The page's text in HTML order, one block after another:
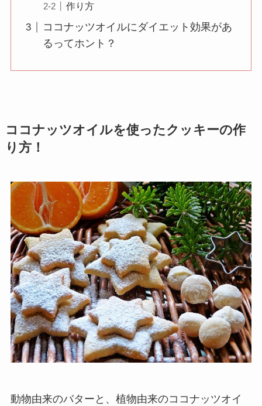
作り方
ココナッツオイルにダイエット効果があ
るってホント？
ココナッツオイルを使ったクッキーの作
り方！
動物由来のバターと、植物由来のココナッツオイ